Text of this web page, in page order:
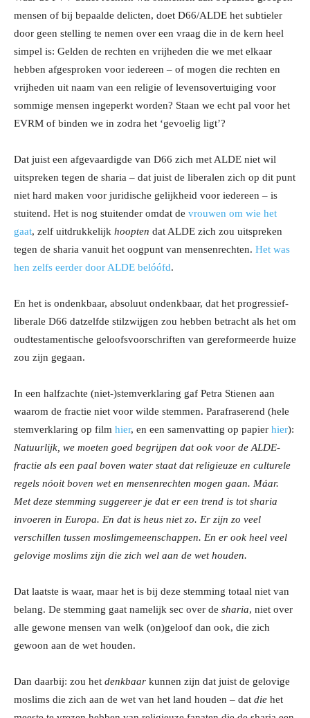
mensen of bij bepaalde delicten, doet D66/ALDE het subtieler
door geen stelling te nemen over een vraag die in de kern heel
simpel is: Gelden de rechten en vrijheden die we met elkaar
hebben afgesproken voor iedereen – of mogen die rechten en
vrijheden uit naam van een religie of levensovertuiging voor
sommige mensen ingeperkt worden? Staan we echt pal voor het
EVRM of binden we in zodra het ‘gevoelig ligt’?
Dat juist een afgevaardigde van D66 zich met ALDE niet wil
uitspreken tegen de sharia – dat juist de liberalen zich op dit punt
niet hard maken voor juridische gelijkheid voor iedereen – is
stuitend. Het is nog stuitender omdat de vrouwen om wie het
gaat, zelf uitdrukkelijk hoopten dat ALDE zich zou uitspreken
tegen de sharia vanuit het oogpunt van mensenrechten. Het was
hen zelfs eerder door ALDE belóófd.
En het is ondenkbaar, absoluut ondenkbaar, dat het progressief-
liberale D66 datzelfde stilzwijgen zou hebben betracht als het om
oudtestamentische geloofsvoorschriften van gereformeerde huize
zou zijn gegaan.
In een halfzachte (niet-)stemverklaring gaf Petra Stienen aan
waarom de fractie niet voor wilde stemmen. Parafraserend (hele
stemverklaring op film hier, en een samenvatting op papier hier):
Natuurlijk, we moeten goed begrijpen dat ook voor de ALDE-
fractie als een paal boven water staat dat religieuze en culturele
regels nóoit boven wet en mensenrechten mogen gaan. Máar.
Met deze stemming suggereer je dat er een trend is tot sharia
invoeren in Europa. En dat is heus niet zo. Er zijn zo veel
verschillen tussen moslimgemeenschappen. En er ook heel veel
gelovige moslims zijn die zich wel aan de wet houden.
Dat laatste is waar, maar het is bij deze stemming totaal niet van
belang. De stemming gaat namelijk sec over de sharia, niet over
alle gewone mensen van welk (on)geloof dan ook, die zich
gewoon aan de wet houden.
Dan daarbij: zou het denkbaar kunnen zijn dat juist de gelovige
moslims die zich aan de wet van het land houden – dat die het